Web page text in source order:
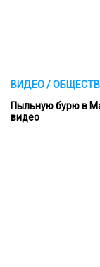
ВИДЕО /
Пыльную бурю в
видео